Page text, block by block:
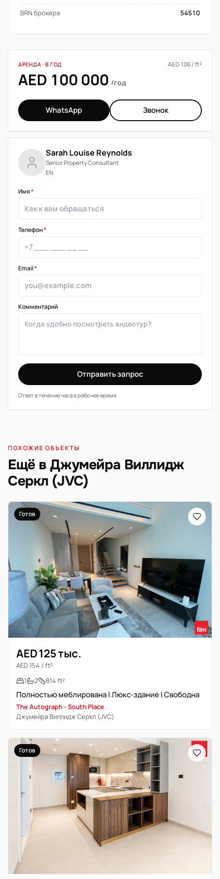
BRN брокера
54510
АРЕНДА · В ГОД AED 106 / ft²
AED 100 000 /год
WhatsApp Звонок
Sarah Louise Reynolds
Senior Property Consultant
EN
Имя*
Телефон*
Email*
Комментарий
Отправить запрос
Ответ в течение часа в рабочее время.
ПОХОЖИЕ ОБЪЕКТЫ
Ещё в Джумейра Виллидж
Серкл (JVC)
Готов
AED 125 тыс.
AED 154 / ft²
1
2 814 ft²
Полностью меблирована | Люкс-здание | Свободна
The Autograph - South Place
Джумейра Виллидж Серкл (JVC)
Готов